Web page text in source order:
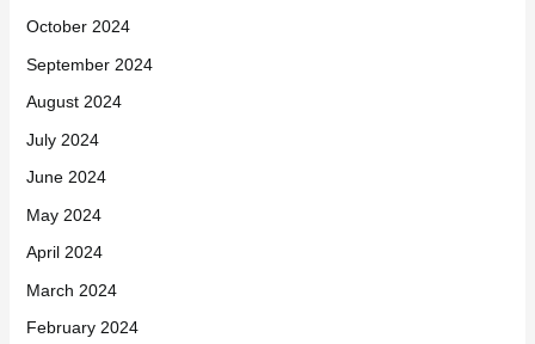
October 2024
September 2024
August 2024
July 2024
June 2024
May 2024
April 2024
March 2024
February 2024